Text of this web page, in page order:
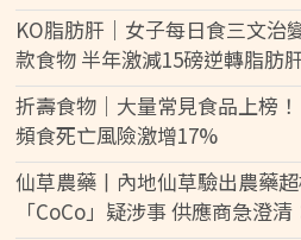
KO脂肪肝｜女子每日食三文治
款食物 半年激減15磅逆轉脂肪
折壽食物｜大量常見食品上榜
頻食死亡風險激增17%
仙草農藥丨內地仙草驗出農藥
「CoCo」疑涉事 供應商急澄